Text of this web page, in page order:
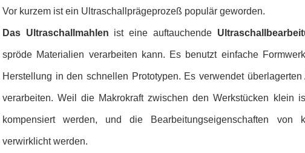
Vor kurzem ist ein Ultraschallprägeprozeß populär geworden.
Das Ultraschallmahlen ist eine auftauchende
spröde Materialien verarbeiten kann. Es benutzt einfache
Herstellung in den schnellen Prototypen. Es verwendet
verarbeiten. Weil die Makrokraft zwischen den Werkstücken klein
kompensiert werden, und die Bearbeitungseigenschaften von
verwirklicht werden.